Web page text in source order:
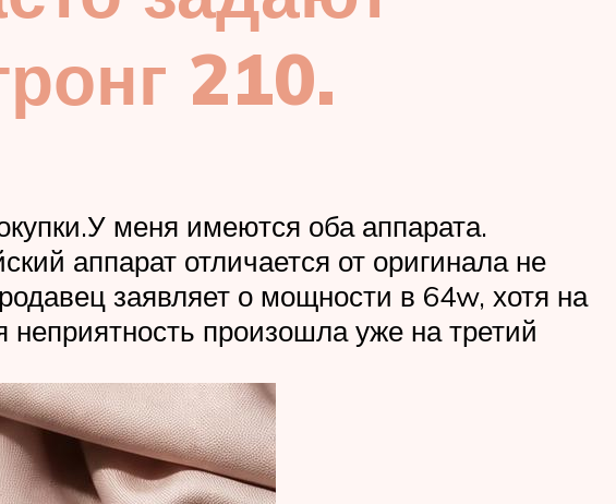
210.
меня имеются оба аппарата.
аппарат отличается от оригинала не
заявляет о мощности в 64w, хотя на
произошла уже на третий